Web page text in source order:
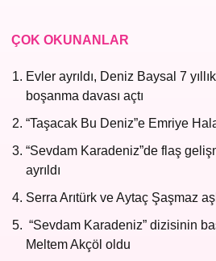
ÇOK OKUNANLAR
Evler ayrıldı, Deniz Baysal 7
boşanma davası açtı
“Taşacak Bu Deniz”e Emriye
“Sevdam Karadeniz”de flaş
ayrıldı
Serra Arıtürk ve Aytaç Şaşmaz
“Sevdam Karadeniz” dizisinin
Meltem Akçöl oldu